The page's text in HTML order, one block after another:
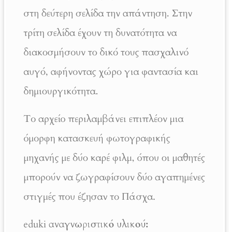
στη δεύτερη σελίδα την απάντηση. Στην
τρίτη σελίδα έχουν τη δυνατότητα να
διακοσμήσουν το δικό τους πασχαλινό
αυγό, αφήνοντας χώρο για φαντασία και
δημιουργικότητα.
Το αρχείο περιλαμβάνει επιπλέον μια
όμορφη κατασκευή φωτογραφικής
μηχανής με δύο καρέ φιλμ, όπου οι μαθητές
μπορούν να ζωγραφίσουν δύο αγαπημένες
στιγμές που έζησαν το Πάσχα.
eduki αναγνωριστικό υλικού: